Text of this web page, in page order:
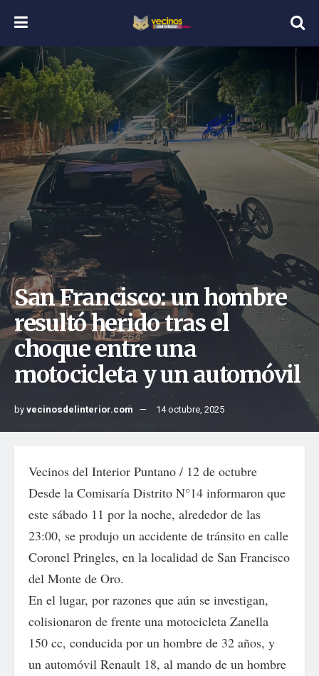
San Francisco: un hombre
resultó herido tras el
choque entre una
motocicleta y un automóvil
byvecinosdelinterior.com 14 octubre, 2025
Vecinos del Interior Puntano / 12 de octubre
Desde la Comisaría Distrito N°14 informaron que
este sábado 11 por la noche, alrededor de las
23:00, se produjo un accidente de tránsito en calle
Coronel Pringles, en la localidad de San Francisco
del Monte de Oro.
En el lugar, por razones que aún se investigan,
colisionaron de frente una motocicleta Zanella
150 cc, conducida por un hombre de 32 años, y
un automóvil Renault 18, al mando de un hombre